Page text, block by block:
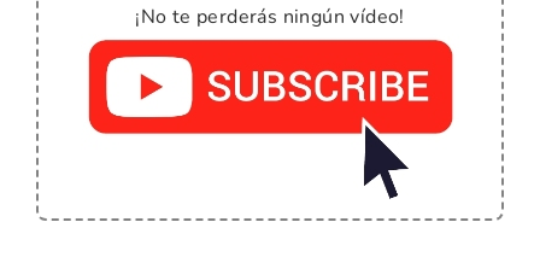
¡No te perderás ningún vídeo!